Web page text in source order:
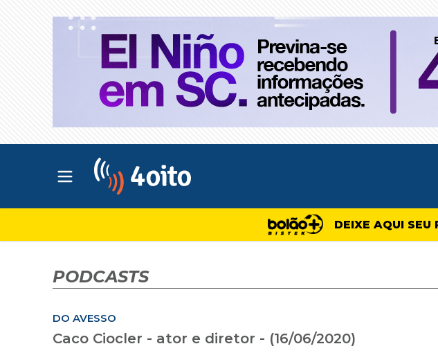
Abrir menu principal
DEIXE AQUI SEU
PODCASTS
DO AVESSO
Caco Ciocler - ator e diretor - (16/06/2020)